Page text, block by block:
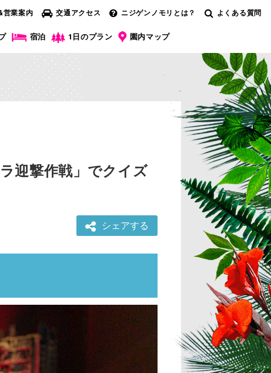
営業案内 交通アクセス ニジゲンノモリとは？ よくある質問
宿泊 1日のプラン 園内マップ
迎撃作戦」でクイズ
シェアする